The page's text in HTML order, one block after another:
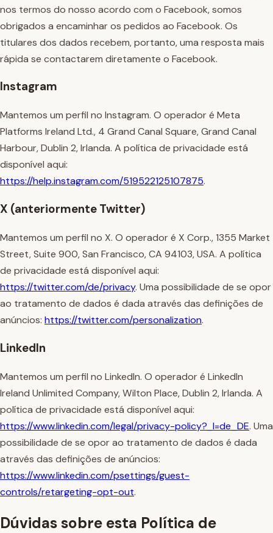
nos termos do nosso acordo com o Facebook, somos
obrigados a encaminhar os pedidos ao Facebook. Os
titulares dos dados recebem, portanto, uma resposta mais
rápida se contactarem diretamente o Facebook.
Instagram
Mantemos um perfil no Instagram. O operador é Meta
Platforms Ireland Ltd., 4 Grand Canal Square, Grand Canal
Harbour, Dublin 2, Irlanda. A política de privacidade está
disponível aqui:
https://help.instagram.com/519522125107875.
X (anteriormente Twitter)
Mantemos um perfil no X. O operador é X Corp., 1355 Market
Street, Suite 900, San Francisco, CA 94103, USA. A política
de privacidade está disponível aqui:
https://twitter.com/de/privacy. Uma possibilidade de se opor
ao tratamento de dados é dada através das definições de
anúncios: https://twitter.com/personalization.
LinkedIn
Mantemos um perfil no LinkedIn. O operador é LinkedIn
Ireland Unlimited Company, Wilton Place, Dublin 2, Irlanda. A
política de privacidade está disponível aqui:
https://www.linkedin.com/legal/privacy-policy?_l=de_DE. Uma
possibilidade de se opor ao tratamento de dados é dada
através das definições de anúncios:
https://www.linkedin.com/psettings/guest-
controls/retargeting-opt-out.
Dúvidas sobre esta Política de